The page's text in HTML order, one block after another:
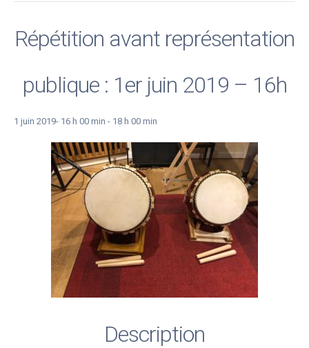
Répétition avant représentation
publique : 1er juin 2019 – 16h
1 juin 2019- 16 h 00 min - 18 h 00 min
Description